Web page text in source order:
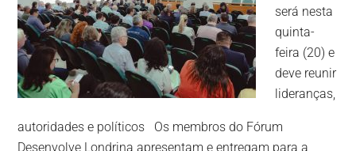
será nesta
quinta-
feira (20) e
deve reunir
lideranças,
autoridades e políticos Os membros do Fórum
Desenvolve Londrina apresentam e entregam para a